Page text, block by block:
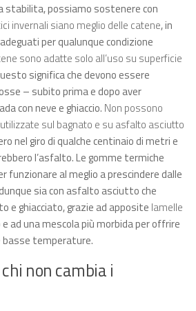
stabilita, possiamo sostenere con
invernali siano meglio delle catene, in
per qualunque condizione
sono adatte solo all’uso su superficie
significa che devono essere
– subito prima e dopo aver
con neve e ghiaccio. Non possono
sul bagnato e su asfalto asciutto
nel giro di qualche centinaio di metri e
l’asfalto. Le gomme termiche
funzionare al meglio a prescindere dalle
sia con asfalto asciutto che
e ghiacciato, grazie ad apposite lamelle
e ad una mescola più morbida per offrire
basse temperature.
non cambia i